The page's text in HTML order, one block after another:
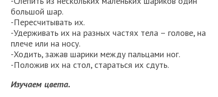
большой шар.
-Пересчитывать их.
-Удерживать их на разных частях тела – голове, на
плече или на носу.
-Ходить, зажав шарики между пальцами ног.
-Положив их на стол, стараться их сдуть.
Изучаем цвета.